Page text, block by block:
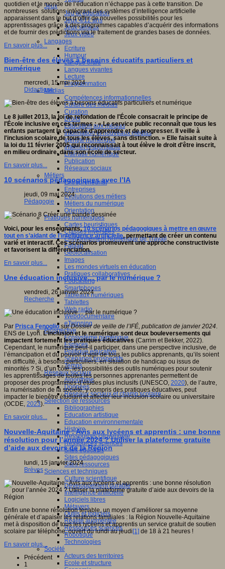
Jeux
Jeu et éducation
Jeux 4/12 ans
Jeux sérieux
Jeux vidéo
Langages
Ecriture
Humour
Langue orale
Langues vivantes
Lecture
Programmation
Médias
Compétences informationnelles
Culture des médias
Curation
Droits
Education aux médias
Information et nouveaux médias
Identité numérique
Internet responsable
Littératie numérique
Publication
Réseaux sociaux
Métiers
Entrepreneuriat
Entreprises
Evolutions des métiers
Métiers du numérique
Orientation
Pratiques numériques
Cartes heuristiques
Classes inversées
Environnement Numérique de Travail
Fablab
Géolocalisation
Images
Les mondes virtuels en éducation
Pratiques collaboratives
Podcasting
Smartphones
Tableaux numériques
Tablettes
Web radio
Webdocumentaire
eTwinning
Prospective
Ecosystème numérique
Espaces
Politique éducative
Scénarios prospectifs
Temps
Réseaux sociaux
Algorithme
Données
Réseaux sociaux et champ scolaire
Sélection de ressources
Bibliographies
Education artistique
Education environnementale
Histoire
Ressources citoyenneté
Ressources sciences
Sites éducatifs
Sites pédagogiques
Sites ressources
Sciences et techniques
Culture scientifique
Développement durable
Intelligence artificielle
Logiciels libres
Métavers
Outils et logiciels
Réalité augmentée
Ressources sciences
Robotique
Technologies
Société
Acteurs des territoires
Ecole et structure
quotidien et le monde de l’éducation n’échappe pas à cette transition. De
nombreuses solutions intégrant des systèmes d’intelligence artificielle
apparaissent dans le but d’offrir de nouvelles possibilités pour les
apprentissages grâce à des programmes capables d’acquérir des informations
et de fournir des prédictions via le traitement de grandes bases de données.
En savoir plus...
Bien-être des élèves à besoins éducatifs particuliers et
numérique
mercredi, 15 mai 2024
Didactique
Le 8 juillet 2013, la loi de refondation de l'École consacrait le principe de
l'École inclusive en ces termes : « Le service public reconnaît que tous les
enfants partagent la capacité d'apprendre et de progresser. Il veille à
l'inclusion scolaire de tous les élèves, sans distinction. » Elle faisait suite à
la loi du 11 février 2005 qui reconnaissait à tout élève le droit d'être inscrit,
en milieu ordinaire, dans son école de secteur.
En savoir plus...
10 scénarios pédagogiques avec l’IA
jeudi, 09 mai 2024
Pédagogie
Voici, pour les enseignants,10 scénarios pédagogiques à mettre en œuvre
tout en s’aidant de l’intelligence artificielle, permettant de créer un contenu
varié et interactif. Ces scénarios promeuvent une approche constructiviste
et favorisent la différenciation.
En savoir plus...
Une éducation inclusive… par le numérique ?
vendredi, 26 janvier 2024
Recherche
Par Prisca Fenoglio surDossier de veille de l’IFÉ, publication de janvier 2024.
ENS de Lyon. L’inclusion et le numérique sont deux bouleversements qui
impactent fortement les pratiques éducatives (Carrim et Bekker, 2022).
Cependant, le numérique peut-il participer, dans une perspective inclusive, de
l’émancipation et du pouvoir d’agir de tous les publics apprenants, qu’ils soient
en difficulté, à besoins particuliers, en situation de handicap ou issus de
minorités ? Si, d’un côté, les possibilités des outils numériques pour soutenir
les apprentissages de toutes les personnes apprenantes permettent de
proposer des programmes d’études plus inclusifs (UNESCO, 2020), de l’autre,
la numérisation de la société, y compris des pratiques éducatives, peut
impacter le bienêtre étudiant et affecter leur inclusion scolaire ou universitaire
(OCDE, 2023).
En savoir plus...
Nouvelle-Aquitaine : Avis aux lycéens et apprentis : une bonne
résolution pour l’année 2024 ? Utiliser la plateforme gratuite
d’aide aux devoirs de la Région
lundi, 15 janvier 2024
Brèves
Enfin une bonne résolution tenable, un moyen d’améliorer sa moyenne
générale et d’apaiser les relations familiales : la Région Nouvelle-Aquitaine
met à disposition de tous les lycéens et apprentis un service gratuit de soutien
scolaire par téléphone, ouvert du lundi au jeudi[1] de 18 à 21 heures !
En savoir plus...
Précédent
1